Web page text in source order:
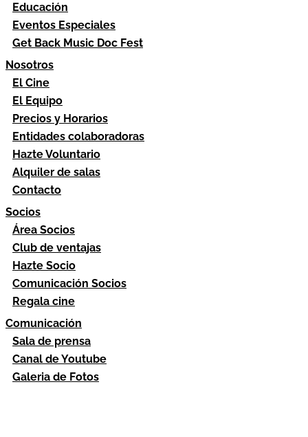
Educación
Eventos Especiales
Get Back Music Doc Fest
Nosotros
El Cine
El Equipo
Precios y Horarios
Entidades colaboradoras
Hazte Voluntario
Alquiler de salas
Contacto
Socios
Área Socios
Club de ventajas
Hazte Socio
Comunicación Socios
Regala cine
Comunicación
Sala de prensa
Canal de Youtube
Galeria de Fotos